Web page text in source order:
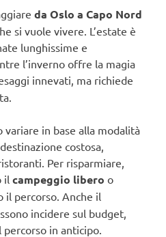
da Oslo a Capo Nord
si vuole vivere. L’estate è
lunghissime e
l’inverno offre la magia
innevati, ma richiede
variare in base alla modalità
costosa,
Per risparmiare,
il campeggio libero o
il percorso. Anche il
incidere sul budget,
in anticipo.